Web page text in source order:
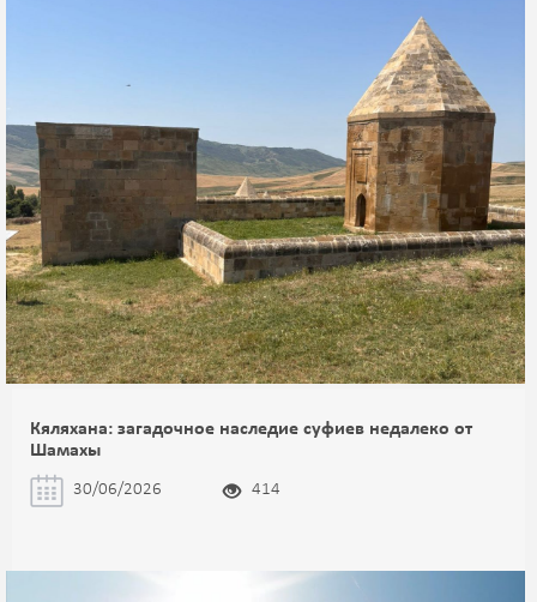
Кяляхана: загадочное наследие суфиев недалеко от
Шамахы
30/06/2026 414